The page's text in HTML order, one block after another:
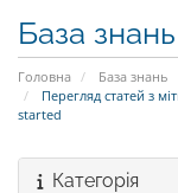
База знань
Головна
База знань
Перегляд статей з
started
Категорія